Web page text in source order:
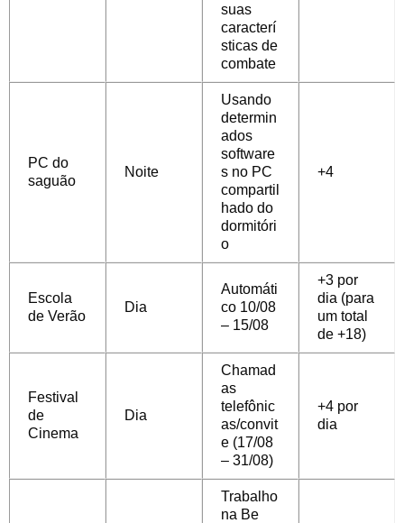
suas
caracterí
sticas de
combate
PC do
saguão
Noite
Usando
determin
ados
software
s no PC
compartil
hado do
dormitóri
o
+4
Escola
de Verão
Dia
Automáti
co 10/08
– 15/08
+3 por
dia (para
um total
de +18)
Festival
de
Cinema
Dia
Chamad
as
telefônic
as/convit
e (17/08
– 31/08)
+4 por
dia
Trabalho
na Be